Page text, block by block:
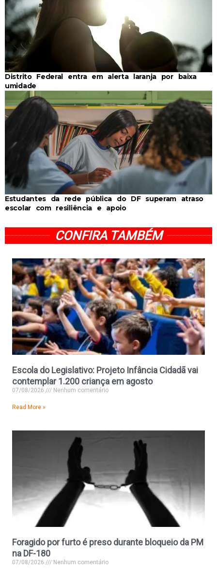
Distrito Federal entra em alerta laranja por baixa
umidade
Estudantes da rede pública do DF superam atraso
escolar com resiliência e apoio
CONFIRA TAMBÉM
Escola do Legislativo: Projeto Infância Cidadã vai
contemplar 1.200 criança em agosto
07/08/2026 Nenhum comentário
Read More »
Foragido por furto é preso durante bloqueio da PM
na DF-180
07/08/2026 Nenhum comentário